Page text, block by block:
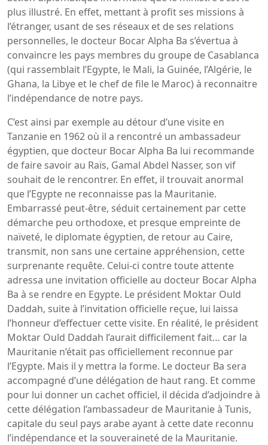
plus illustré. En effet, mettant à profit ses missions à
l’étranger, usant de ses réseaux et de ses relations
personnelles, le docteur Bocar Alpha Ba s’évertua à
convaincre les pays membres du groupe de Casablanca
(qui rassemblait l’Egypte, le Mali, la Guinée, l’Algérie, le
Ghana, la Libye et le chef de file le Maroc) à reconnaitre
l’indépendance de notre pays.
C’est ainsi par exemple au détour d’une visite en
Tanzanie en 1962 où il a rencontré un ambassadeur
égyptien, que docteur Bocar Alpha Ba lui recommande
de faire savoir au Raïs, Gamal Abdel Nasser, son vif
souhait de le rencontrer. En effet, il trouvait anormal
que l’Egypte ne reconnaisse pas la Mauritanie.
Embarrassé peut-être, séduit certainement par cette
démarche peu orthodoxe, et presque empreinte de
naïveté, le diplomate égyptien, de retour au Caire,
transmit, non sans une certaine appréhension, cette
surprenante requête. Celui-ci contre toute attente
adressa une invitation officielle au docteur Bocar Alpha
Ba à se rendre en Egypte. Le président Moktar Ould
Daddah, suite à l’invitation officielle reçue, lui laissa
l’honneur d’effectuer cette visite. En réalité, le président
Moktar Ould Daddah l’aurait difficilement fait… car la
Mauritanie n’était pas officiellement reconnue par
l’Egypte. Mais il y mettra la forme. Le docteur Ba sera
accompagné d’une délégation de haut rang. Et comme
pour lui donner un cachet officiel, il décida d’adjoindre à
cette délégation l’ambassadeur de Mauritanie à Tunis,
capitale du seul pays arabe ayant à cette date reconnu
l’indépendance et la souveraineté de la Mauritanie.